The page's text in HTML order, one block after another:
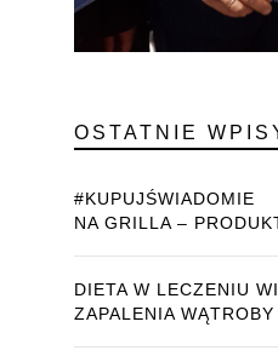
OSTATNIE
#KUPUJŚWIADOMIE
NA GRILLA –
DIETA W LECZENIU
ZAPALENIA WĄTROBY